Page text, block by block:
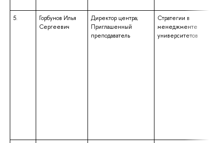
5.
Горбунов Илья
Сергеевич
Директор центра;
Приглашенный
преподаватель
Стратегии в
менеджменте
университетов